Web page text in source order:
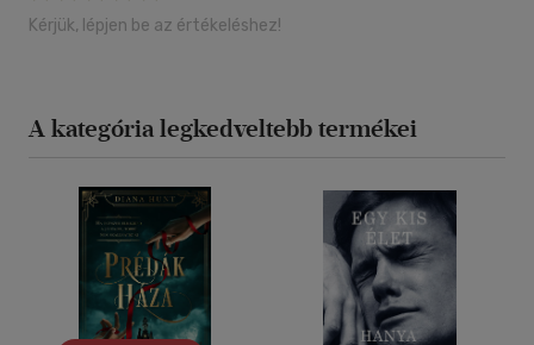
Kérjük, lépjen be az értékeléshez!
A kategória legkedveltebb termékei